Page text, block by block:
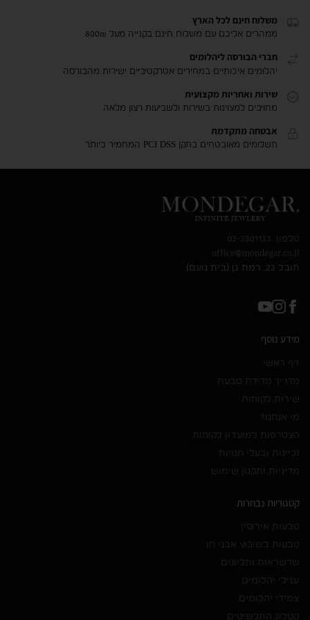
משלוח חינם לכל הארץ
ממהרים אליכם עם משלוח חינם בקנייה מעל 800₪
חברי הבורסה ליהלומים
יהלומים איכותיים במחירים אטרקטיביים ישירות מהבורסה
שירות ואחריות מקצועית
מחויבים למצוינות בשירות ולשביעות רצון מלאה
אבטחה מתקדמת
תשלומים מאובטחים בתקן PCI DSS המחמיר ביותר
טלפון: 03-3301133
office@mondegar.co.il
תובל 23, רמת גן (בית נועם)
מידע נוסף
דף ראשי
מדריך מדידת טבעת
שירות לקוחות
מי אנחנו?
הצטרפות למועדון לקוחות
זכיינות ובעלי חנויות
מדיניות ותקנון שימוש
קטגוריות נבחרות
טבעות אירוסין
טבעות בשיבוץ אבני חן
שרשראות ותליונים
עגילי יהלומים
צמידי יהלומים
קטלוג התכשיטים